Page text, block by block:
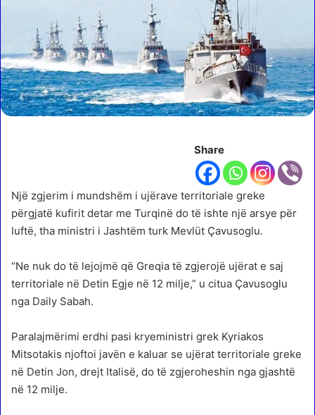
Share
Një zgjerim i mundshëm i ujërave territoriale greke
përgjatë kufirit detar me Turqinë do të ishte një arsye për
luftë, tha ministri i Jashtëm turk Mevlüt Çavusoglu.
“Ne nuk do të lejojmë që Greqia të zgjerojë ujërat e saj
territoriale në Detin Egje në 12 milje,” u citua Çavusoglu
nga Daily Sabah.
Paralajmërimi erdhi pasi kryeministri grek Kyriakos
Mitsotakis njoftoi javën e kaluar se ujërat territoriale greke
në Detin Jon, drejt Italisë, do të zgjeroheshin nga gjashtë
në 12 milje.